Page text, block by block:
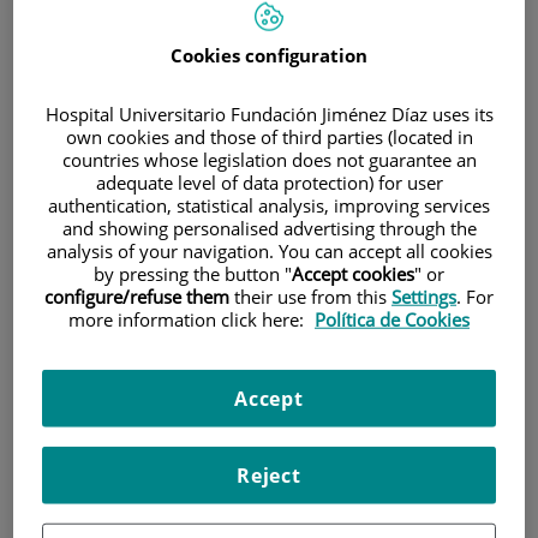
Pacientes y visitantes
Investigación
Cookies configuration
Hospital Universitario Fundación Jiménez Díaz uses its
own cookies and those of third parties (located in
countries whose legislation does not guarantee an
adequate level of data protection) for user
authentication, statistical analysis, improving services
and showing personalised advertising through the
analysis of your navigation. You can accept all cookies
by pressing the button "Accept cookies" or
configure/refuse them their use from this Settings. For
more information click here: Política de Cookies
Reject
Accept